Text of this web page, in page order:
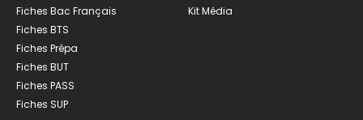
Fiches Bac Français
Fiches BTS
Fiches Prépa
Fiches BUT
Fiches PASS
Fiches SUP
Kit Média